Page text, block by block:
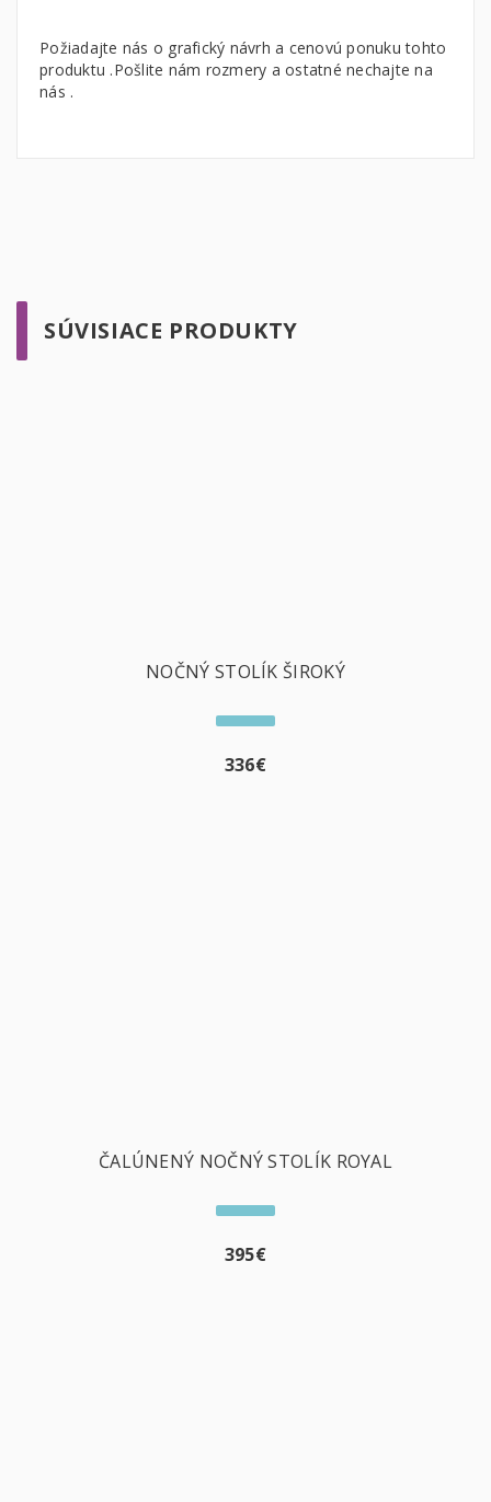
Požiadajte nás o grafický návrh a cenovú ponuku tohto
produktu .Pošlite nám rozmery a ostatné nechajte na
nás .
SÚVISIACE PRODUKTY
NOČNÝ STOLÍK ŠIROKÝ
336€
ČALÚNENÝ NOČNÝ STOLÍK ROYAL
395€